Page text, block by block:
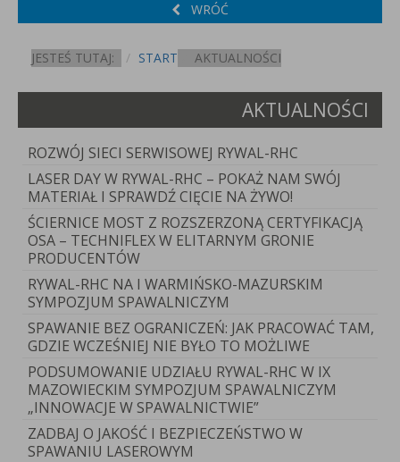
WRÓĆ
JESTEŚ TUTAJ: START AKTUALNOŚCI
AKTUALNOŚCI
ROZWÓJ SIECI SERWISOWEJ RYWAL-RHC
LASER DAY W RYWAL-RHC – POKAŻ NAM SWÓJ
MATERIAŁ I SPRAWDŹ CIĘCIE NA ŻYWO!
ŚCIERNICE MOST Z ROZSZERZONĄ CERTYFIKACJĄ
OSA – TECHNIFLEX W ELITARNYM GRONIE
PRODUCENTÓW
RYWAL-RHC NA I WARMIŃSKO-MAZURSKIM
SYMPOZJUM SPAWALNICZYM
SPAWANIE BEZ OGRANICZEŃ: JAK PRACOWAĆ TAM,
GDZIE WCZEŚNIEJ NIE BYŁO TO MOŻLIWE
PODSUMOWANIE UDZIAŁU RYWAL-RHC W IX
MAZOWIECKIM SYMPOZJUM SPAWALNICZYM
„INNOWACJE W SPAWALNICTWIE”
ZADBAJ O JAKOŚĆ I BEZPIECZEŃSTWO W
SPAWANIU LASEROWYM